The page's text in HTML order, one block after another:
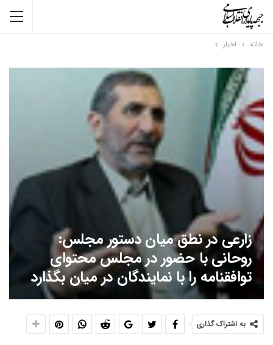
خانه اخبار
زارعی در نطق میان دستور مجلس:
روحانی با حضور در مجلس محتوای
توافقنامه را با نمایندگان در میان بگذارد
به اشتراک گذاری